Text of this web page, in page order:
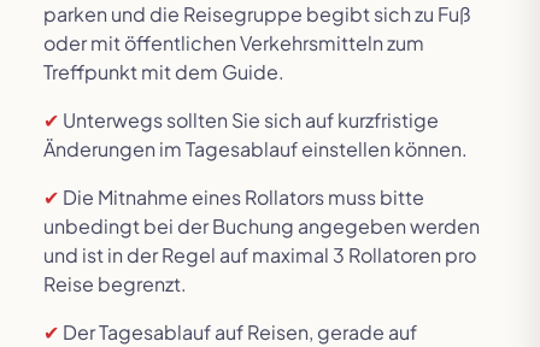
parken und die Reisegruppe begibt sich zu Fuß
oder mit öffentlichen Verkehrsmitteln zum
Treffpunkt mit dem Guide.
✔ Unterwegs sollten Sie sich auf kurzfristige
Änderungen im Tagesablauf einstellen können.
✔ Die Mitnahme eines Rollators muss bitte
unbedingt bei der Buchung angegeben werden
und ist in der Regel auf maximal 3 Rollatoren pro
Reise begrenzt.
✔ Der Tagesablauf auf Reisen, gerade auf